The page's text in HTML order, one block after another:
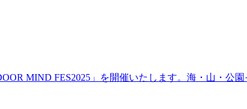
MIND FES2025」を開催いたします。海・山・公